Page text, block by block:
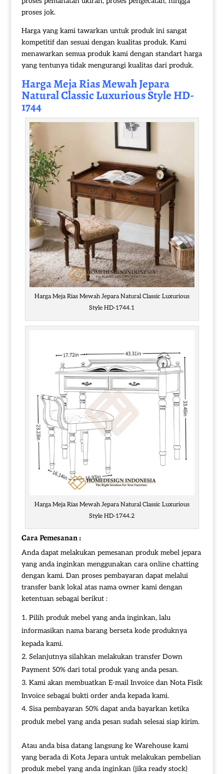
proses jok.
Harga yang kami tawarkan untuk produk ini sangat
kompetitif dan sesuai dengan kualitas produk. Kami
menawarkan semua produk kami dengan standart harga
yang tentunya tidak mengurangi kualitas dari produk.
HargaMeja Rias MewahJepara
Natural Classic Luxurious Style HD-
1744
Harga Meja Rias Mewah Jepara Natural Classic Luxurious
Style HD-1744.1
Harga Meja Rias Mewah Jepara Natural Classic Luxurious
Style HD-1744.2
Cara Pemesanan :
Anda dapat melakukan pemesanan produk mebel jepara
yang anda inginkan menggunakan cara online chatting
dengan kami. Dan proses pembayaran dapat melalui
transfer bank lokal atas nama owner kami dengan
ketentuan sebagai berikut :
Pilih produk mebel yang anda inginkan, lalu
informasikan nama barang berseta kode produknya
kepada kami.
Selanjutnya silahkan melakukan transfer Down
Payment 50% dari total produk yang anda pesan.
Kami akan membuatkan E-mail Invoice dan Nota Fisik
Invoice sebagai bukti order anda kepada kami.
Sisa pembayaran 50% dapat anda bayarkan ketika
produk mebel yang anda pesan sudah selesai siap kirim.
Atau anda bisa datang langsung ke Warehouse kami
yang berada di Kota Jepara untuk melakukan pembelian
produk mebel yang anda inginkan (jika ready stock)